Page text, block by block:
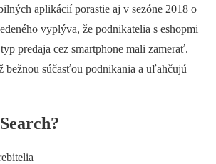
aplikácií porastie aj v sezóne 2018 o
vyplýva, že podnikatelia s eshopmi
predaja cez smartphone mali zamerať.
bežnou súčasťou podnikania a uľahčujú